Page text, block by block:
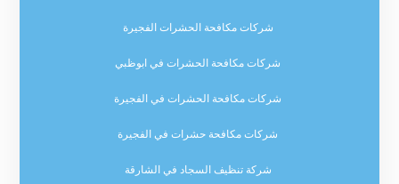
شركات مكافحة الحشرات الفجيرة
شركات مكافحة الحشرات في ابوظبي
شركات مكافحة الحشرات في الفجيرة
شركات مكافحة حشرات في الفجيرة
شركة تنظيف السجاد في الشارقة